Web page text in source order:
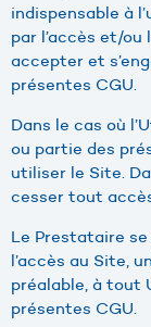
indispensable à
par l’accès et/
accepter et
présentes CGU.
Dans le cas où
ou partie des
utiliser le Site.
cesser tout
Le Prestataire
l’accès au Site,
préalable, à tout
présentes CGU.